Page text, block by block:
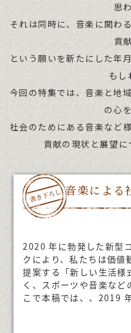
思
それは同時に、音楽に関わ
貢
という願いを新たにした年
もし
今回の特集では、音楽と地
の心
社会のためにある音楽など
貢献の現状と展望に
音楽による
2020 年に勃発した新型
クにより、私たちは価値
提案する「新しい生活様
く、スポーツや音楽な
こで本稿では、、2019